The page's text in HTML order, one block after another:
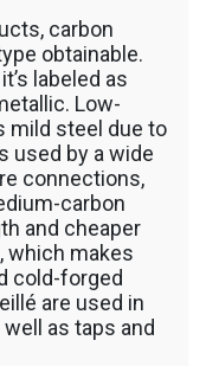
สินค้า โดย
รับเหมาถม
380 WA
ZW 180
Komatsu
แบ็คโฮ
140
carbon
obtainable.
labeled as
Low-
mild steel due to
used by a wide
connections,
carbon
and cheaper
which makes
cold-forged
are used in
as taps and